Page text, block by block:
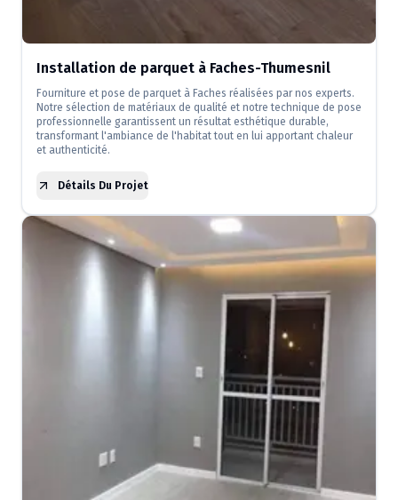
Installation de parquet à Faches-Thumesnil
Fourniture et pose de parquet à Faches réalisées par nos experts.
Notre sélection de matériaux de qualité et notre technique de pose
professionnelle garantissent un résultat esthétique durable,
transformant l'ambiance de l'habitat tout en lui apportant chaleur
et authenticité.
Détails Du Projet